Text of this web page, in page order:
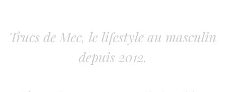
Trucs de Mec, le lifestyle au masculin
depuis 2012.